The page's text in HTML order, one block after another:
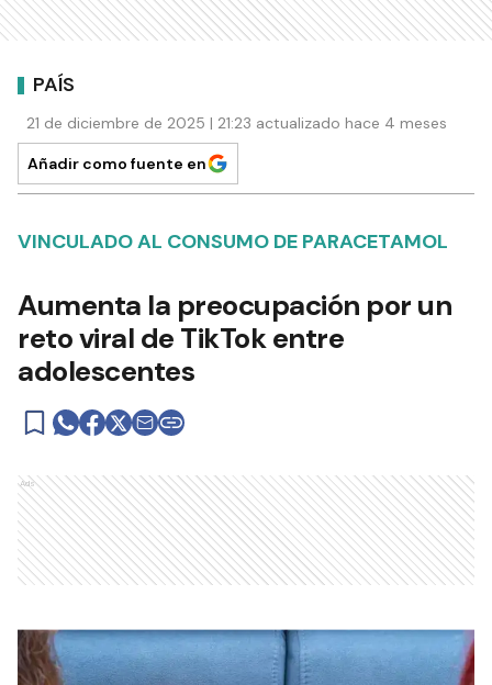
PAÍS
21 de diciembre de 2025 | 21:23 actualizado hace 4 meses
Añadir como fuente en
VINCULADO AL CONSUMO DE PARACETAMOL
Aumenta la preocupación por un
reto viral de TikTok entre
adolescentes
Ads